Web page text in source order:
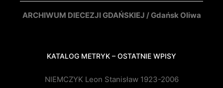
ARCHIWUM DIECEZJI GDAŃSKIEJ / Gdańsk Oliwa
KATALOG METRYK – OSTATNIE WPISY
NIEMCZYK Leon Stanisław 1923-2006